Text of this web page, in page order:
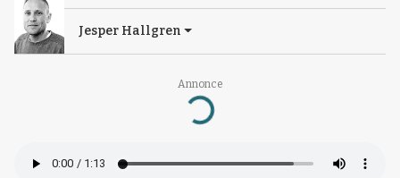
Annonce
Loading...
Jesper Hallgren